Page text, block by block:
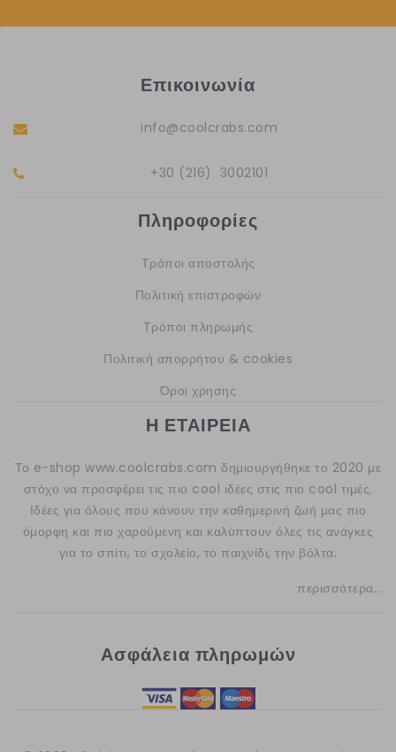
Επικοινωνία
info@coolcrabs.com
+30 (216) 3002101
Πληροφορίες
Τρόποι αποστολής
Πολιτική επιστροφών
Τρόποι πληρωμής
Πολιτική απορρήτου & cookies
Όροι χρησης
Η ΕΤΑΙΡΕΙΑ
Το e-shop www.coolcrabs.com δημιουργήθηκε το 2020 με
στόχο να προσφέρει τις πιο cool ιδέες στις πιο cool τιμές.
Ιδέες για όλους που κάνουν την καθημερινή ζωή μας πιο
όμορφη και πιο χαρούμενη και καλύπτουν όλες τις ανάγκες
για το σπίτι, το σχολείο, το παιχνίδι, την βόλτα.
περισσότερα...
Ασφάλεια πληρωμών